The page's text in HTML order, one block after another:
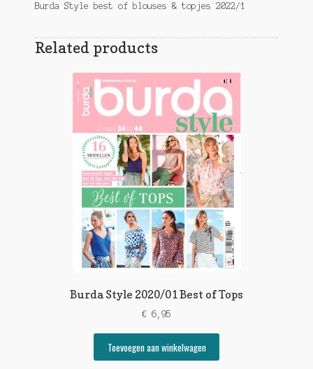
Burda Style best of blouses & topjes 2022/1
Related products
Burda Style 2020/01 Best of Tops
€ 6,95
Toevoegen aan winkelwagen